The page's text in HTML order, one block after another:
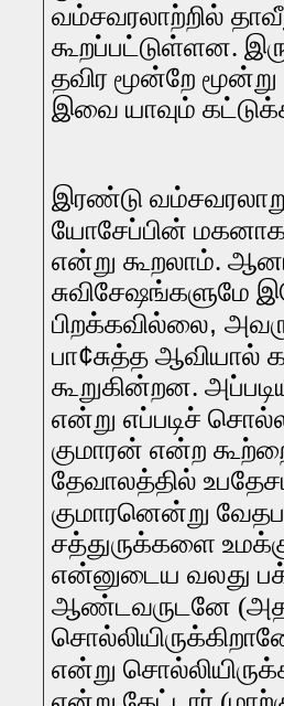
வம்சவரலாற்றில்
கூறப்பட்டுள்ளன.
தவிர மூன்றே
இவை யாவும்
இரண்டு
யோசேப்பின்
என்று கூறலாம்.
சுவிசேஷங்களுமே
பிறக்கவில்லை,
பா¢சுத்த ஆவியால்
கூறுகின்றன.
என்று எப்படிச்
குமாரன் என்ற
தேவாலத்தில்
குமாரனென்று
சத்துருக்களை
என்னுடைய வலது
ஆண்டவருடனே
என்று